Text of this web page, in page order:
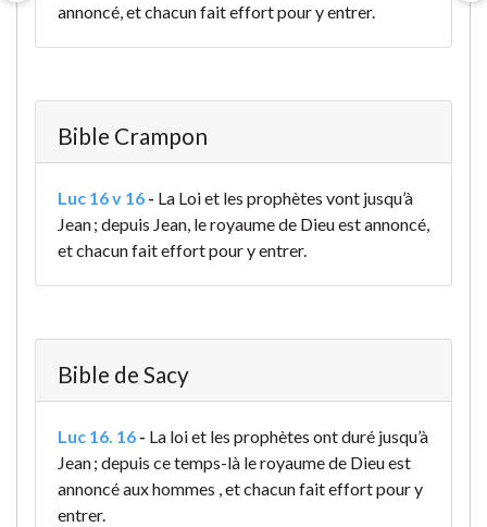
annoncé, et chacun fait effort pour y entrer.
Bible Crampon
Luc 16 v 16 - La Loi et les prophètes vont jusqu’à
Jean ; depuis Jean, le royaume de Dieu est annoncé,
et chacun fait effort pour y entrer.
Bible de Sacy
Luc 16. 16 - La loi et les prophètes ont duré jusqu’à
Jean ; depuis ce temps-là le royaume de Dieu est
annoncé aux hommes , et chacun fait effort pour y
entrer.